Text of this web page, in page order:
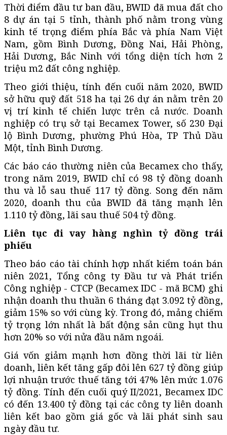
Thời điểm đầu tư ban đầu, BWID đã mua đất cho
8 dự án tại 5 tỉnh, thành phố nằm trong vùng
kinh tế trọng điểm phía Bắc và phía Nam Việt
Nam, gồm Bình Dương, Đồng Nai, Hải Phòng,
Hải Dương, Bắc Ninh với tổng diện tích hơn 2
triệu m2 đất công nghiệp.
Theo giới thiệu, tính đến cuối năm 2020, BWID
sở hữu quỹ đất 518 ha tại 26 dự án nằm trên 20
vị trí kinh tế chiến lược trên cả nước. Doanh
nghiệp có trụ sở tại Becamex Tower, số 230 Đại
lộ Bình Dương, phường Phú Hòa, TP Thủ Dầu
Một, tỉnh Bình Dương.
Các báo cáo thường niên của Becamex cho thấy,
trong năm 2019, BWID chỉ có 98 tỷ đồng doanh
thu và lỗ sau thuế 117 tỷ đồng. Song đến năm
2020, doanh thu của BWID đã tăng mạnh lên
1.110 tỷ đồng, lãi sau thuế 504 tỷ đồng.
Liên tục đi vay hàng nghìn tỷ đồng trái
phiếu
Theo báo cáo tài chính hợp nhất kiểm toán bán
niên 2021, Tổng công ty Đầu tư và Phát triển
Công nghiệp - CTCP (Becamex IDC - mã BCM) ghi
nhận doanh thu thuần 6 tháng đạt 3.092 tỷ đồng,
giảm 15% so với cùng kỳ. Trong đó, mảng chiếm
tỷ trọng lớn nhất là bất động sản cũng hụt thu
hơn 20% so với nửa đầu năm ngoái.
Giá vốn giảm mạnh hơn đồng thời lãi từ liên
doanh, liên kết tăng gấp đôi lên 627 tỷ đồng giúp
lợi nhuận trước thuế tăng tới 47% lên mức 1.076
tỷ đồng. Tính đến cuối quý II/2021, Becamex IDC
có đến 13.400 tỷ đồng tại các công ty liên doanh
liên kết bao gồm giá gốc và lãi phát sinh sau
ngày đầu tư.